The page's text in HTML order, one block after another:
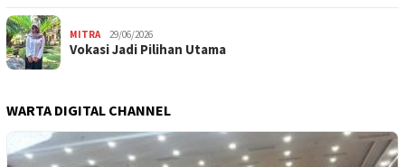
MITRA 29/06/2026
Vokasi Jadi Pilihan Utama
WARTA DIGITAL CHANNEL